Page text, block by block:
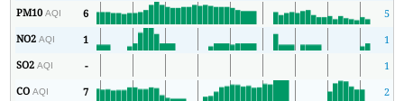
PM10AQI 6 5
NO2AQI 1
1
SO2AQI -
1
COAQI 7 2